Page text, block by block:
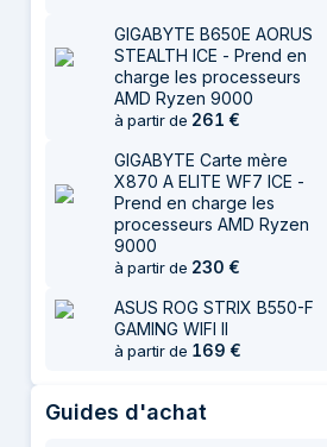
GIGABYTE B650E AORUS
STEALTH ICE - Prend en
charge les processeurs
AMD Ryzen 9000
à partir de 261 €
GIGABYTE Carte mère
X870 A ELITE WF7 ICE -
Prend en charge les
processeurs AMD Ryzen
9000
à partir de 230 €
ASUS ROG STRIX B550-F
GAMING WIFI II
à partir de 169 €
Guides d'achat